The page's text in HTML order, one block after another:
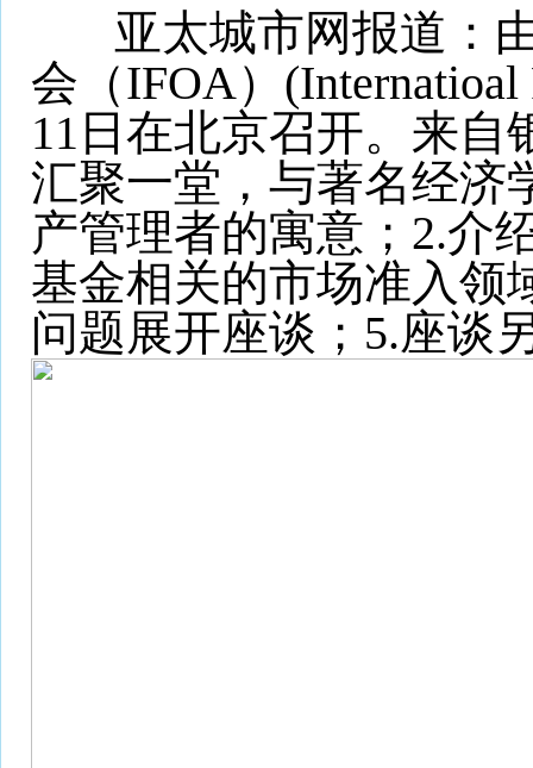
亚太城市网报道：由
会（IFOA）
11日在北京召开。来自
汇聚一堂，与著名经济
产管理者的寓意；2.介
基金相关的市场准入领
问题展开座谈；5.座谈